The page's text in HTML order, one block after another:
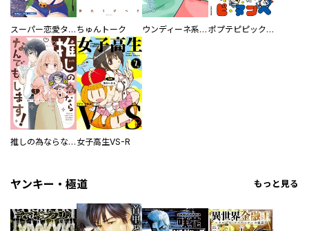
スーパー恋愛タイム！～現場でドＳな彼女は自宅でデレる～ ちゅんトーク ウンディーネ系彼氏 ポプテピピック SEASON EIGHT
推しの為ならなんでもします！ 女子高生VS-R
ヤンキー・極道 もっと見る